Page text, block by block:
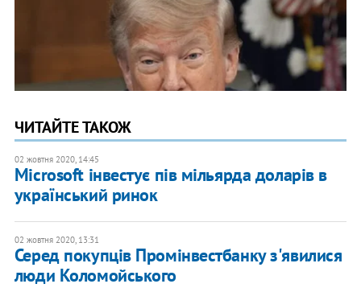
ЧИТАЙТЕ ТАКОЖ
02 жовтня 2020, 14:45
Microsoft інвестує пів мільярда доларів в
український ринок
02 жовтня 2020, 13:31
Серед покупців Промінвестбанку з'явилися
люди Коломойського